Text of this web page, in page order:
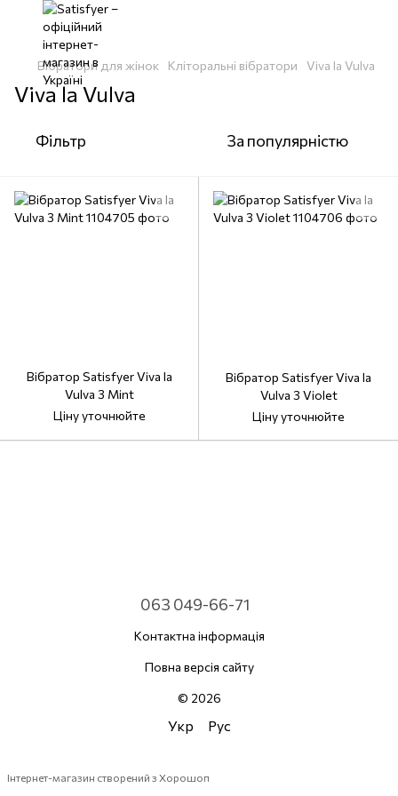
Вібратори для жінок Кліторальні вібратори Viva la Vulva
Viva la Vulva
Фільтр За популярністю
Вібратор Satisfyer Viva la
Vulva 3 Mint
Ціну уточнюйте
Вібратор Satisfyer Viva la
Vulva 3 Violet
Ціну уточнюйте
063 049-66-71
Контактна інформація
Повна версія сайту
© 2026
Укр Рус
Інтернет-магазин створений з Хорошоп